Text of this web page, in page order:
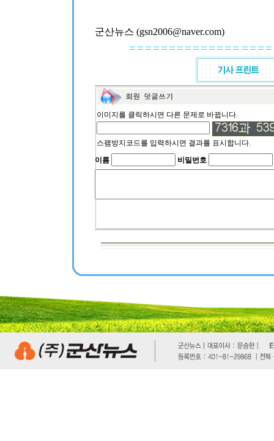
군산뉴스 (gsn2006@naver.com)
이미지를 클릭하시면 다른 문제로 바뀝니다.
스팸방지코드를 입력하시면 결과를 표시합니다.
이름
비밀번호